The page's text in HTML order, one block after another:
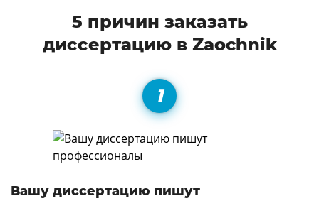
5 причин заказать
диссертацию в Zaochnik
Вашу диссертацию пишут